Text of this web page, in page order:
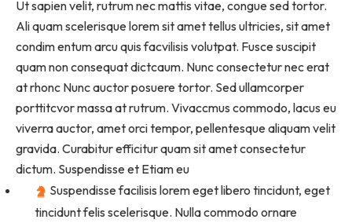
Ut sapien velit, rutrum nec mattis vitae, congue sed tortor.
Ali quam scelerisque lorem sit amet tellus ultricies, sit amet
condim entum arcu quis facvilisis volutpat. Fusce suscipit
quam non consequat dictcaum. Nunc consectetur nec erat
at rhonc Nunc auctor posuere tortor. Sed ullamcorper
porttitcvor massa at rutrum. Vivaccmus commodo, lacus eu
viverra auctor, amet orci tempor, pellentesque aliquam velit
gravida. Curabitur efficitur quam sit amet consectetur
dictum. Suspendisse et Etiam eu
Suspendisse facilisis lorem eget libero tincidunt, eget
tincidunt felis scelerisque. Nulla commodo ornare